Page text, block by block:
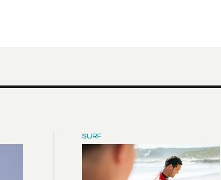
SURF